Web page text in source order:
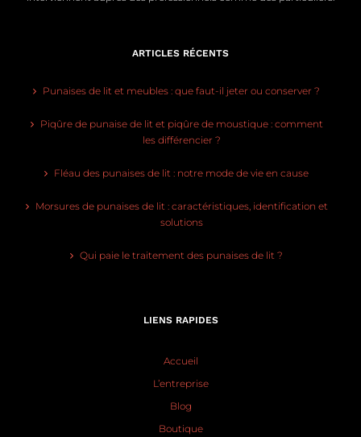
ARTICLES RÉCENTS
Punaises de lit et meubles : que faut-il jeter ou conserver ?
Piqûre de punaise de lit et piqûre de moustique : comment
les différencier ?
Fléau des punaises de lit : notre mode de vie en cause
Morsures de punaises de lit : caractéristiques, identification et
solutions
Qui paie le traitement des punaises de lit ?
LIENS RAPIDES
Accueil
L’entreprise
Blog
Boutique